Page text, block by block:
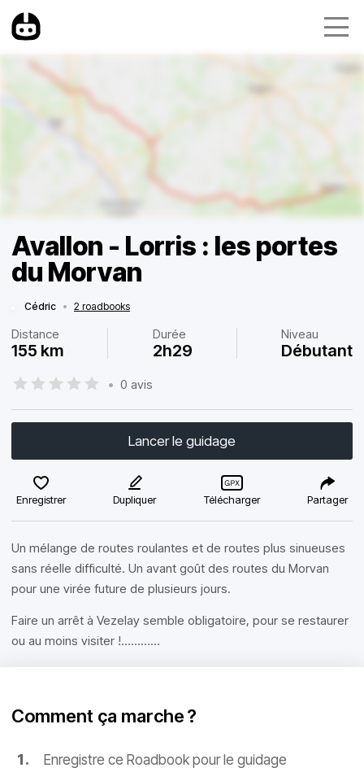
Avallon - Lorris : les portes
du Morvan
Cédric • 2 roadbooks
Distance
155 km
Durée
2h29
Niveau
Débutant
• 0 avis
Lancer le guidage
Enregistrer Dupliquer Télécharger Partager
Un mélange de routes roulantes et de routes plus sinueuses
sans réelle difficulté. Un avant goût des routes du Morvan
pour une virée future de plusieurs jours.
Faire un arrêt à Vezelay semble obligatoire, pour se restaurer
ou au moins visiter !…………
Comment ça marche ?
Enregistre ce Roadbook pour le guidage